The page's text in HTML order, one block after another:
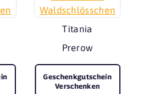
Titania
Prerow
Geschenkgutschein
Verschenken